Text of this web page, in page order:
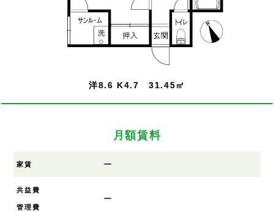
洋8.6 K4.7 31.45㎡
月額賃料
家賃 ー
共益費
管理費
ー